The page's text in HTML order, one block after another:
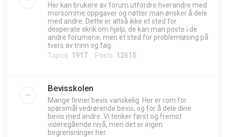
Her kan brukere av forum utfordre hverandre med
morsomme oppgaver og nøtter man ønsker å dele
med andre. Dette er altså ikke et sted for
desperate skrik om hjelp, de kan man poste i de
andre forumene, men et sted for problemløsing på
tvers av trinn og fag.
Topics: 1917Posts: 12615
Bevisskolen
Mange finner bevis vanskelig. Her er rom for
spørsmål vedrørende bevis, og for å dele dine
bevis med andre. Vi tenker først og fremst
videregående nivå, men det er ingen
begrensninger her.